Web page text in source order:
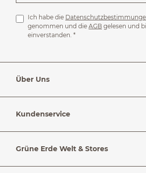
Ich habe die
genommen und die AGB gelesen und
einverstanden. *
Über Uns
Kundenservice
Grüne Erde Welt & Stores